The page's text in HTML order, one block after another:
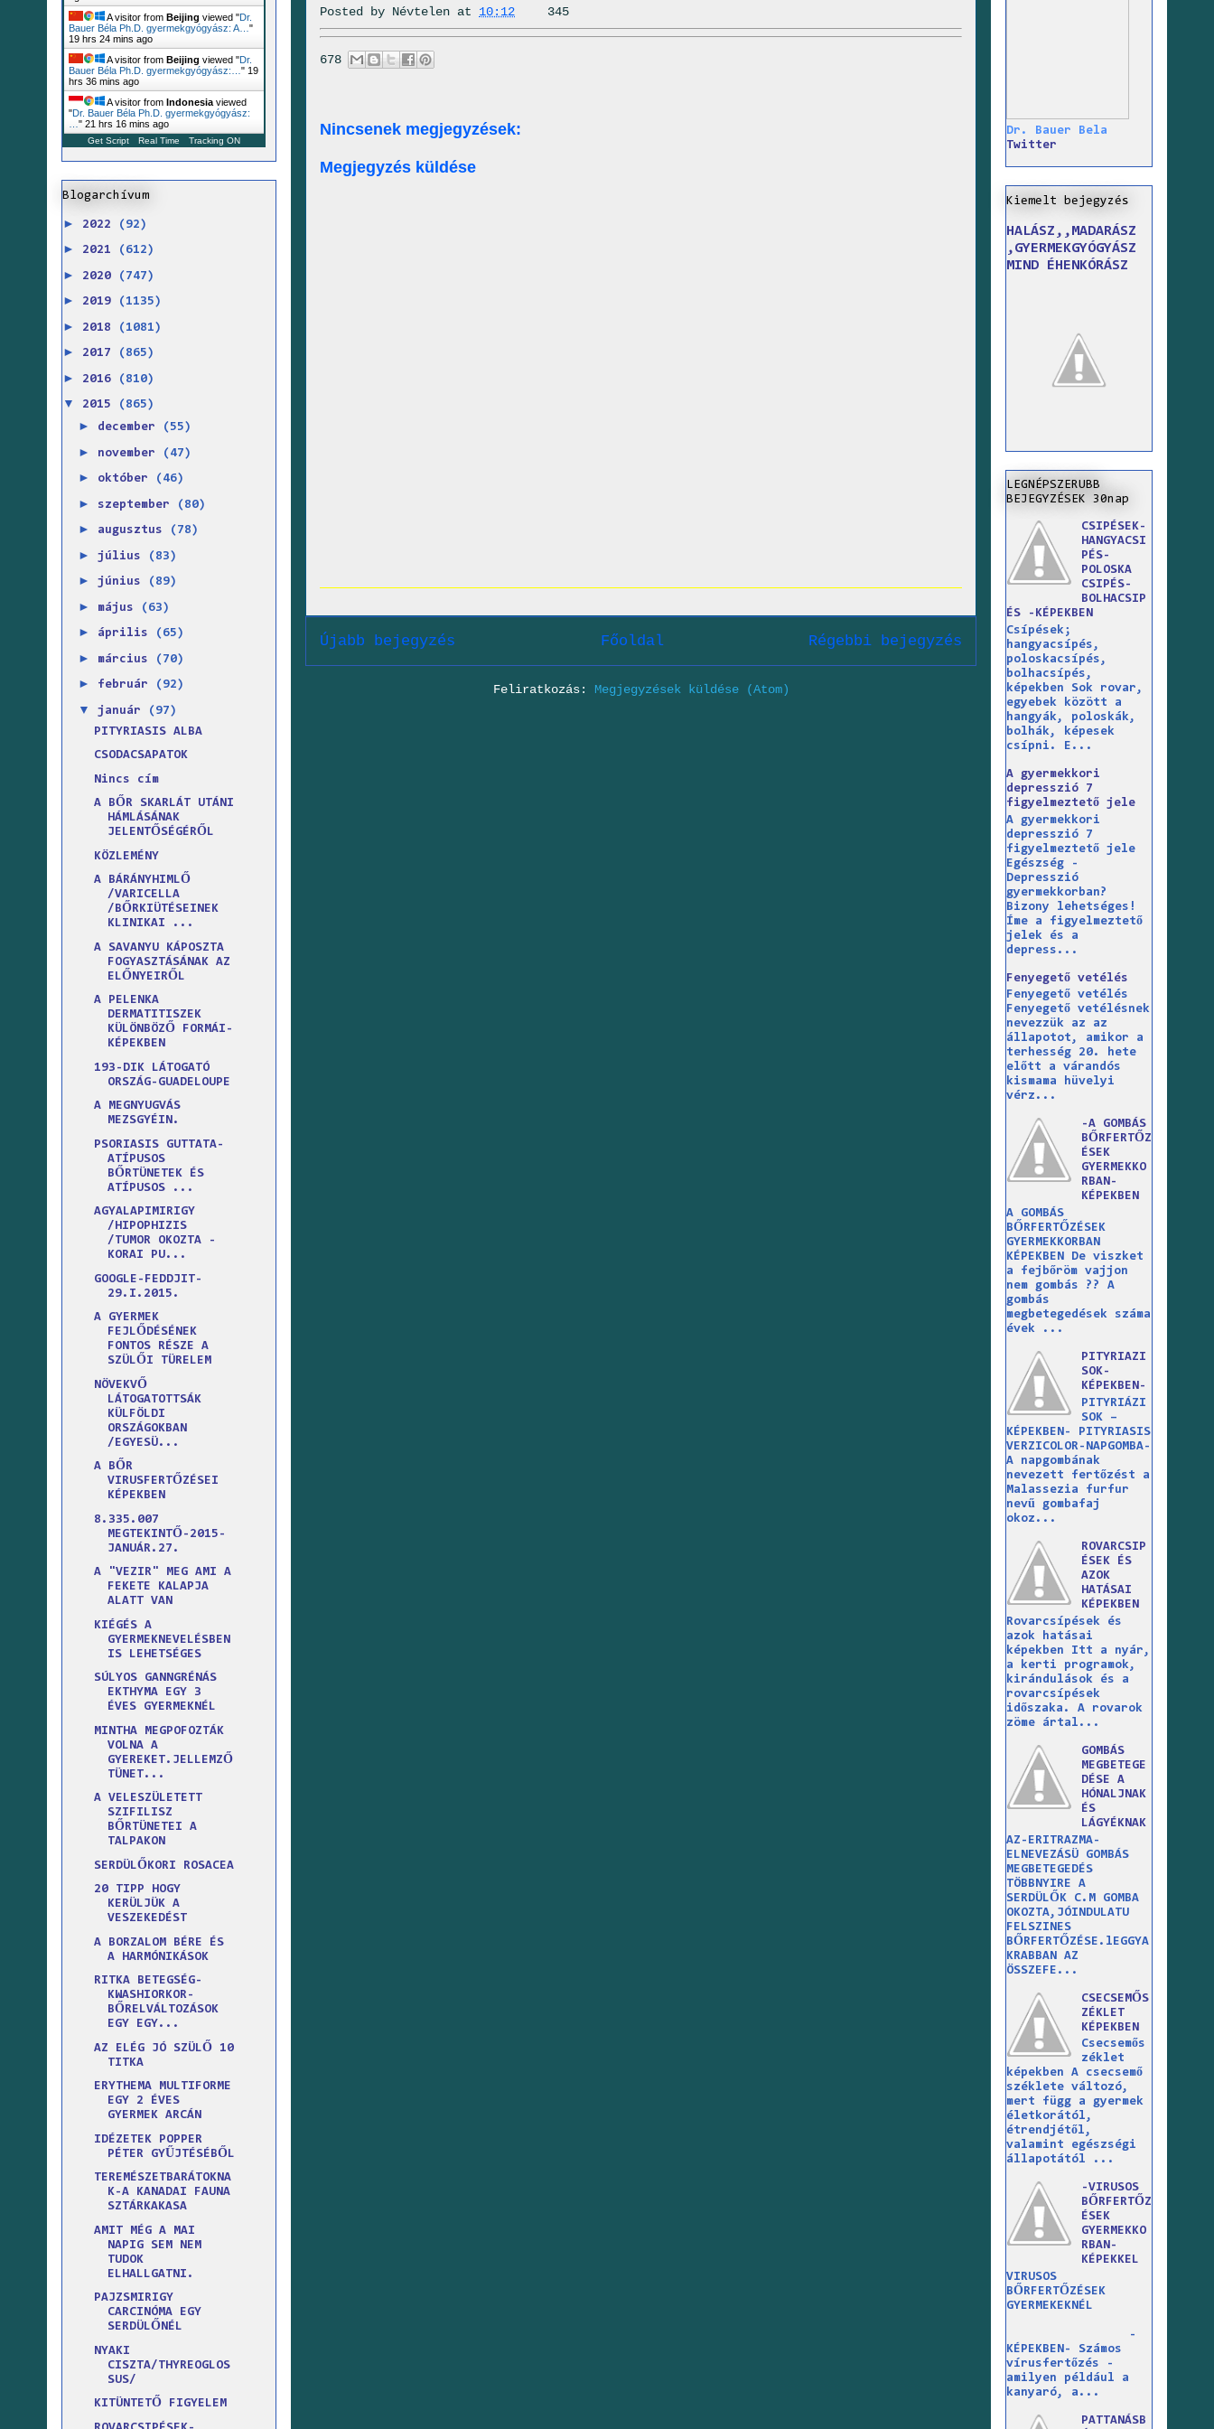
Posted by Névtelen at 10:12 345
678
Nincsenek megjegyzések:
Megjegyzés küldése
Újabb bejegyzés Régebbi bejegyzés
Főoldal
Feliratkozás: Megjegyzések küldése (Atom)
A visitor from Beijing viewed "Dr.
Bauer Béla Ph.D. gyermekgyógyász: A… "
19 hrs 24 mins ago
A visitor from Beijing viewed "Dr.
Bauer Béla Ph.D. gyermekgyógyász:… " 19
hrs 36 mins ago
A visitor from Indonesia viewed
"Dr. Bauer Béla Ph.D. gyermekgyógyász:
" 21 hrs 16 mins ago
Get Script Real Time Tracking ON
Blogarchívum
► 2022 (92)
► 2021 (612)
► 2020 (747)
► 2019 (1135)
► 2018 (1081)
► 2017 (865)
► 2016 (810)
▼ 2015 (865)
► december (55)
► november (47)
► október (46)
► szeptember (80)
► augusztus (78)
► július (83)
► június (89)
► május (63)
► április (65)
► március (70)
► február (92)
▼ január
(97)
PITYRIASIS ALBA
CSODACSAPATOK
Nincs cím
A BŐR SKARLÁT UTÁNI
HÁMLÁSÁNAK
JELENTŐSÉGÉRŐL
KÖZLEMÉNY
A BÁRÁNYHIMLŐ
/VARICELLA
/BŐRKIÜTÉSEINEK
KLINIKAI ...
A SAVANYU KÁPOSZTA
FOGYASZTÁSÁNAK AZ
ELŐNYEIRŐL
A PELENKA
DERMATITISZEK
KÜLÖNBÖZŐ FORMÁI-
KÉPEKBEN
193-DIK LÁTOGATÓ
ORSZÁG-GUADELOUPE
A MEGNYUGVÁS
MEZSGYÉIN.
PSORIASIS GUTTATA-
ATÍPUSOS
BŐRTÜNETEK ÉS
ATÍPUSOS ...
AGYALAPIMIRIGY
/HIPOPHIZIS
/TUMOR OKOZTA -
KORAI PU...
GOOGLE-FEDDJIT-
29.I.2015.
A GYERMEK
FEJLŐDÉSÉNEK
FONTOS RÉSZE A
SZÜLŐI TÜRELEM
NÖVEKVŐ
LÁTOGATOTTSÁK
KÜLFÖLDI
ORSZÁGOKBAN
/EGYESÜ...
A BŐR
VIRUSFERTŐZÉSEI
KÉPEKBEN
8.335.007
MEGTEKINTŐ-2015-
JANUÁR.27.
A "VEZIR" MEG AMI A
FEKETE KALAPJA
ALATT VAN
KIÉGÉS A
GYERMEKNEVELÉSBEN
IS LEHETSÉGES
SÚLYOS GANNGRÉNÁS
EKTHYMA EGY 3
ÉVES GYERMEKNÉL
MINTHA MEGPOFOZTÁK
VOLNA A
GYEREKET.JELLEMZŐ
TÜNET...
A VELESZÜLETETT
SZIFILISZ
BŐRTÜNETEI A
TALPAKON
SERDÜLŐKORI ROSACEA
20 TIPP HOGY
KERÜLJÜK A
VESZEKEDÉST
A BORZALOM BÉRE ÉS
A HARMÓNIKÁSOK
RITKA BETEGSÉG-
KWASHIORKOR-
BŐRELVÁLTOZÁSOK
EGY EGY...
AZ ELÉG JÓ SZÜLŐ 10
TITKA
ERYTHEMA MULTIFORME
EGY 2 ÉVES
GYERMEK ARCÁN
IDÉZETEK POPPER
PÉTER GYŰJTÉSÉBŐL
TEREMÉSZETBARÁTOKNA
K-A KANADAI FAUNA
SZTÁRKAKASA
AMIT MÉG A MAI
NAPIG SEM NEM
TUDOK
ELHALLGATNI.
PAJZSMIRIGY
CARCINÓMA EGY
SERDÜLŐNÉL
NYAKI
CISZTA/THYREOGLOS
SUS/
KITÜNTETŐ FIGYELEM
Dr. Bauer Bela
Twitter
Kiemelt bejegyzés
HALÁSZ,,MADARÁSZ
,GYERMEKGYÓGYÁSZ
MIND ÉHENKÓRÁSZ
LEGNÉPSZERUBB
BEJEGYZÉSEK 30nap
CSIPÉSEK-
HANGYACSI
PÉS-
POLOSKA
CSIPÉS-
BOLHACSIP
ÉS -KÉPEKBEN
Csípések;
hangyacsípés,
poloskacsípés,
bolhacsípés,
képekben Sok rovar,
egyebek között a
hangyák, poloskák,
bolhák, képesek
csípni. E...
A gyermekkori
depresszió 7
figyelmeztető jele
A gyermekkori
depresszió 7
figyelmeztető jele
Egészség -
Depresszió
gyermekkorban?
Bizony lehetséges!
Íme a figyelmeztető
jelek és a
depress...
Fenyegető vetélés
Fenyegető vetélés
Fenyegető vetélésnek
nevezzük az az
állapotot, amikor a
terhesség 20. hete
előtt a várandós
kismama hüvelyi
vérz...
-A GOMBÁS
BŐRFERTŐZ
ÉSEK
GYERMEKKO
RBAN-
KÉPEKBEN
A GOMBÁS
BŐRFERTŐZÉSEK
GYERMEKKORBAN
KÉPEKBEN De viszket
a fejbőröm vajjon
nem gombás ?? A
gombás
megbetegedések száma
évek ...
PITYRIAZI
SOK-
KÉPEKBEN-
PITYRIÁZI
SOK –
KÉPEKBEN- PITYRIASIS
VERZICOLOR-NAPGOMBA-
A napgombának
nevezett fertőzést a
Malassezia furfur
nevű gombafaj
okoz...
ROVARCSIP
ÉSEK ÉS
AZOK
HATÁSAI
KÉPEKBEN
Rovarcsípések és
azok hatásai
képekben Itt a nyár,
a kerti programok,
kirándulások és a
rovarcsípések
időszaka. A rovarok
zöme ártal...
GOMBÁS
MEGBETEGE
DÉSE A
HÓNALJNAK
ÉS
LÁGYÉKNAK
AZ-ERITRAZMA-
ELNEVEZÁSÜ GOMBÁS
MEGBETEGEDÉS
TÖBBNYIRE A
SERDÜLŐK C.M GOMBA
OKOZTA,JÓINDULATU
FELSZINES
BŐRFERTŐZÉSE.lEGGYA
KRABBAN AZ
ÖSSZEFE...
CSECSEMŐS
ZÉKLET
KÉPEKBEN
Csecsemős
zéklet
képekben A csecsemő
széklete változó,
mert függ a gyermek
életkorától,
étrendjétől,
valamint egészségi
állapotától ...
-VIRUSOS
BŐRFERTŐZ
ÉSEK
GYERMEKKO
RBAN-
KÉPEKKEL
VIRUSOS
BŐRFERTŐZÉSEK
GYERMEKEKNÉL
-
KÉPEKBEN- Számos
vírusfertőzés -
amilyen például a
kanyaró, a...
PATTANÁSB